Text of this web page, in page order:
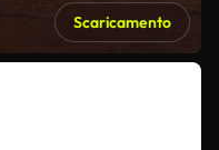
Scaricamento